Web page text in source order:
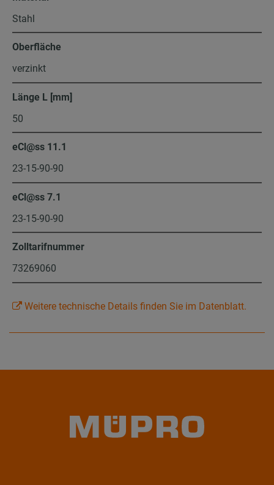
Stahl
Oberfläche
verzinkt
Länge L [mm]
50
eCl@ss 11.1
23-15-90-90
eCl@ss 7.1
23-15-90-90
Zolltarifnummer
73269060
Weitere technische Details finden Sie im Datenblatt.